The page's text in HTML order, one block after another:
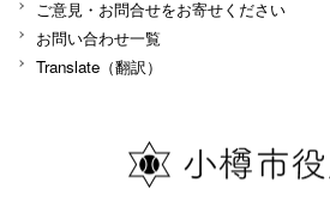
ご意見・お問合せをお寄せください
お問い合わせ一覧
Translate（翻訳）